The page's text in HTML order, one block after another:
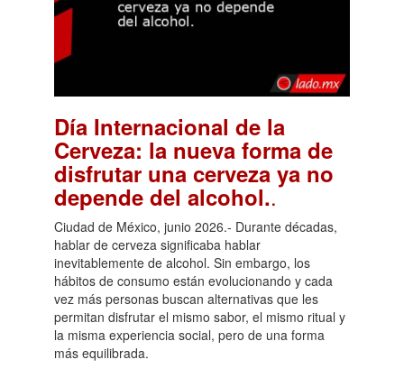
Día Internacional de la
Cerveza: la nueva forma de
disfrutar una cerveza ya no
depende del alcohol..
Ciudad de México, junio 2026.- Durante décadas,
hablar de cerveza significaba hablar
inevitablemente de alcohol. Sin embargo, los
hábitos de consumo están evolucionando y cada
vez más personas buscan alternativas que les
permitan disfrutar el mismo sabor, el mismo ritual y
la misma experiencia social, pero de una forma
más equilibrada.